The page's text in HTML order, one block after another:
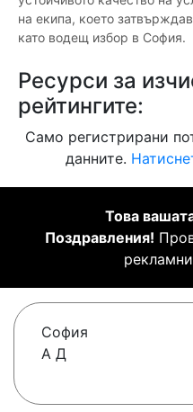
на екипа, което
като водещ избор в София.
Ресурси за
рейтингите:
Само регистрирани
данните.
Това
Поздравления!
София
А Д